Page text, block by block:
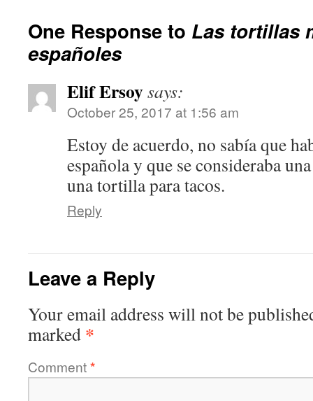
One Response to Las tortillas
españoles
Elif Ersoysays:
October 25, 2017 at 1:56 am
Estoy de acuerdo, no sabía que
española y que se consideraba
una tortilla para tacos.
Reply
Leave a Reply
Your email address will not be
marked *
Comment*